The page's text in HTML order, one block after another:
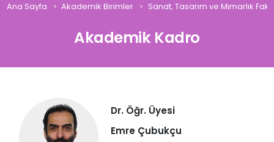
Ana Sayfa Akademik Birimler Sanat, Tasarım ve Mimarlık
Akademik Kadro
Zamanlı
Öğretim
Dr. Öğr. Üyesi
Emre Çubukçu